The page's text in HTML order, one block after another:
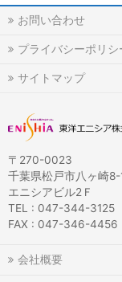
お問い合わせ
プライバシーポリシ
サイトマップ
〒270-0023
千葉県松戸市八ヶ崎8-
エニシアビル2Ｆ
TEL : 047-344-3125
FAX : 047-346-4456
会社概要